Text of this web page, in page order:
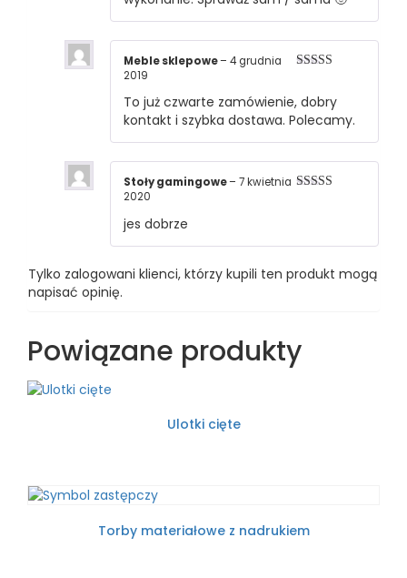
Meble sklepowe– 4 grudnia
2019
To już czwarte zamówienie, dobry
kontakt i szybka dostawa. Polecamy.
Stoły gamingowe– 7 kwietnia
2020
jes dobrze
Tylko zalogowani klienci, którzy kupili ten produkt mogą
napisać opinię.
Powiązane produkty
Ulotki cięte
Torby materiałowe z nadrukiem